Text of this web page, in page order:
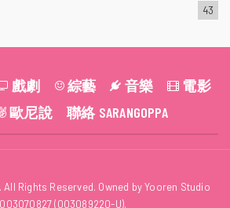
43
戲劇 綜藝 音樂
電影
歐尼說 聯絡 SARANGOPPA
Rights Reserved. Owned by Yooren Studio
(003089220-U).